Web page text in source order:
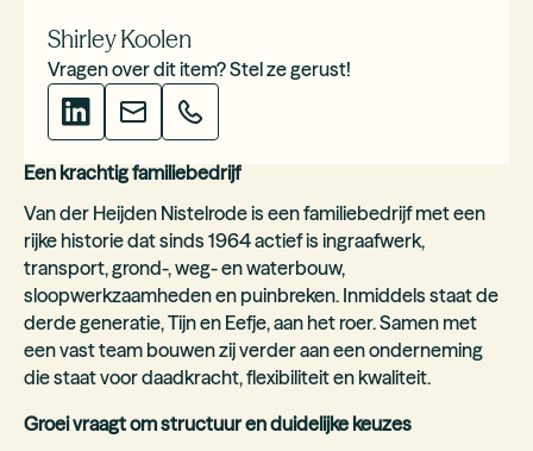
Shirley Koolen
Vragen over dit item? Stel ze gerust!
Een krachtig familiebedrijf
Van der Heijden Nistelrode is een familiebedrijf met een
rijke historie dat sinds 1964 actief is ingraafwerk,
transport, grond-, weg- en waterbouw,
sloopwerkzaamheden en puinbreken. Inmiddels staat de
derde generatie, Tijn en Eefje, aan het roer. Samen met
een vast team bouwen zij verder aan een onderneming
die staat voor daadkracht, flexibiliteit en kwaliteit.
Groei vraagt om structuur en duidelijke keuzes